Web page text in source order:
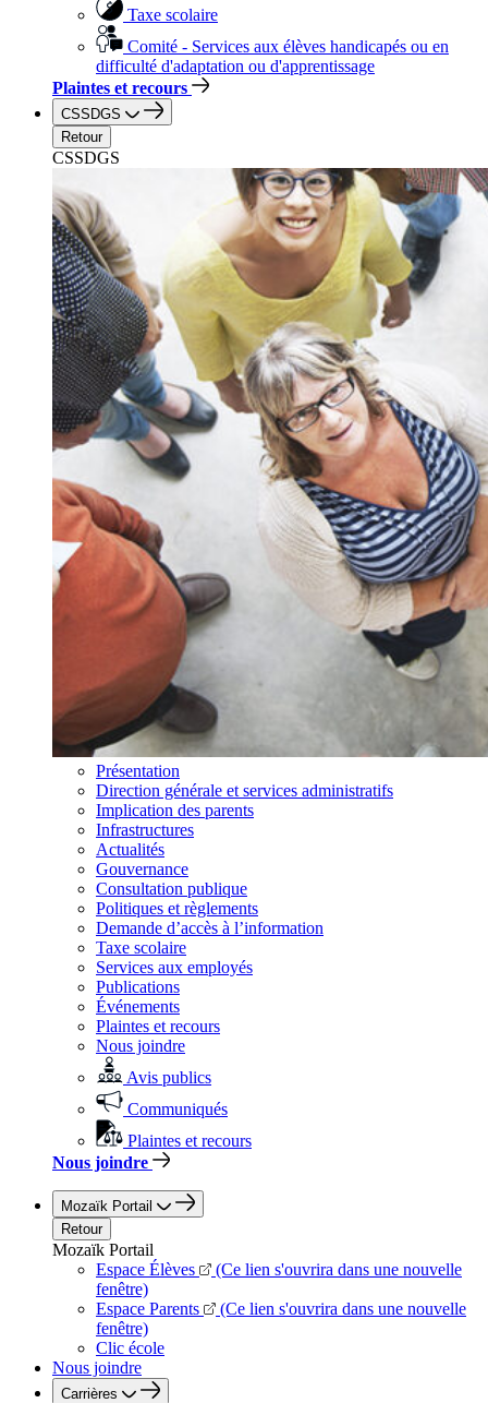
Taxe scolaire
Comité - Services aux élèves handicapés ou en
difficulté d'adaptation ou d'apprentissage
Plaintes et recours
CSSDGS
Retour
CSSDGS
Présentation
Direction générale et services administratifs
Implication des parents
Infrastructures
Actualités
Gouvernance
Consultation publique
Politiques et règlements
Demande d’accès à l’information
Taxe scolaire
Services aux employés
Publications
Événements
Plaintes et recours
Nous joindre
Avis publics
Communiqués
Plaintes et recours
Nous joindre
Mozaïk Portail
Retour
Mozaïk Portail
Espace Élèves
(Ce lien s'ouvrira dans une nouvelle
fenêtre)
Espace Parents
(Ce lien s'ouvrira dans une nouvelle
fenêtre)
Clic école
Nous joindre
Carrières